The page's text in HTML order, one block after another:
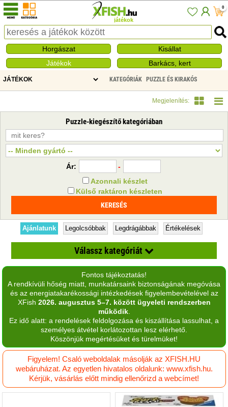
játékok
0
Horgászat
Kisállat
Játékok
Barkács, kert
KATEGÓRIÁK PUZZLE ÉS KIRAKÓS
Megjelenítés:
Puzzle-kiegészítő kategóriában
Ár:
-
Azonnali készlet
Külső raktáron készleten
Ajánlatunk Legolcsóbbak Legdrágábbak Értékelések
Válassz kategóriát
1-99 darabos puzzle
100-499 darabos puzzle
1000 darabos puzzle
1500+ darabos puzzle
3D, 4D puzzle
500-1499 darabos puzzle
Mesekocka
Fontos tájékoztatás!
A rendkívüli hőség miatt, munkatársaink biztonságának megóvása
és az energiatakarékossági intézkedések figyelembevételével az
XFish 2026. augusztus 5–7. között ügyeleti rendszerben
működik.
Ez idő alatt: a rendelések feldolgozása és kiszállítása lassulhat, a
személyes átvétel korlátozottan lesz elérhető.
Köszönjük megértésüket és türelmüket!
Figyelem! Csaló weboldalak másolják az XFISH.HU
webáruházat. Az egyetlen hivatalos oldalunk: www.xfish.hu.
Kérjük, vásárlás előtt mindig ellenőrizd a webcímet!